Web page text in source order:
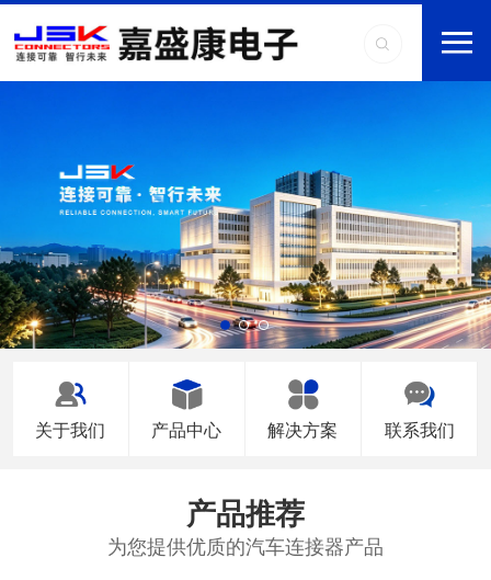
关于我们 产品中心 解决方案 联系我们
产品推荐
为您提供优质的汽车连接器产品